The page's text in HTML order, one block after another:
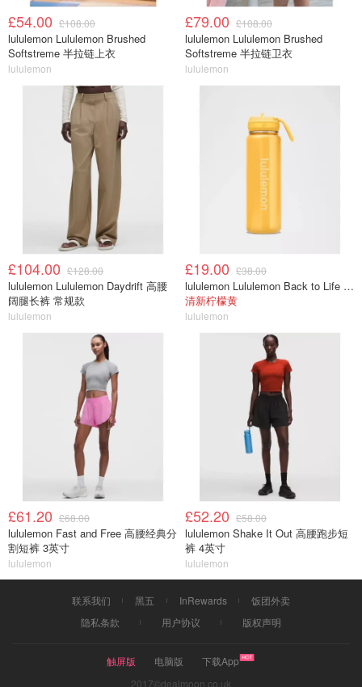
£54.00 £108.00
lululemon Lululemon Brushed
Softstreme 半拉链上衣
lululemon
£79.00 £108.00
lululemon Lululemon Brushed
Softstreme 半拉链卫衣
lululemon
£104.00 £128.00
lululemon Lululemon Daydrift 高腰
阔腿长裤 常规款
lululemon
£19.00 £38.00
lululemon Lululemon Back to Life 运动水瓶 24oz 吸管盖
清新柠檬黄
lululemon
£61.20 £68.00
lululemon Fast and Free 高腰经典分
割短裤 3英寸
lululemon
£52.20 £58.00
lululemon Shake It Out 高腰跑步短
裤 4英寸
lululemon
联系我们 黑五 InRewards
饭团外卖
隐私条款
用户协议 版权声明
触屏版 电脑版
下载App
2017©dealmoon.co.uk